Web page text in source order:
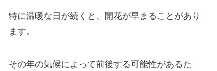
特に温暖な日が続くと、開花が早まることがあり
ます。
その年の気候によって前後する可能性があるた